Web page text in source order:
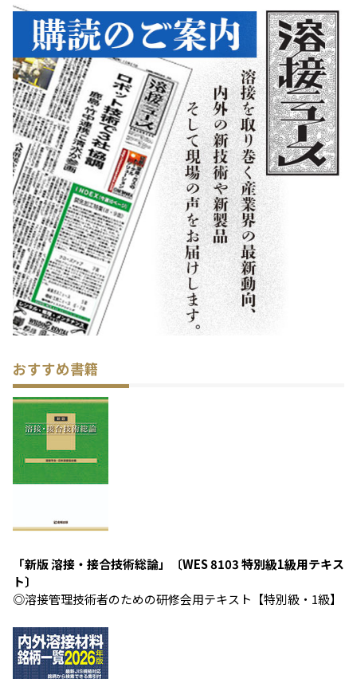
おすすめ書籍
「新版 溶接・接合技術総論」〔WES 8103 特別級1級用テキス
ト〕
◎溶接管理技術者のための研修会用テキスト【特別級・1級】